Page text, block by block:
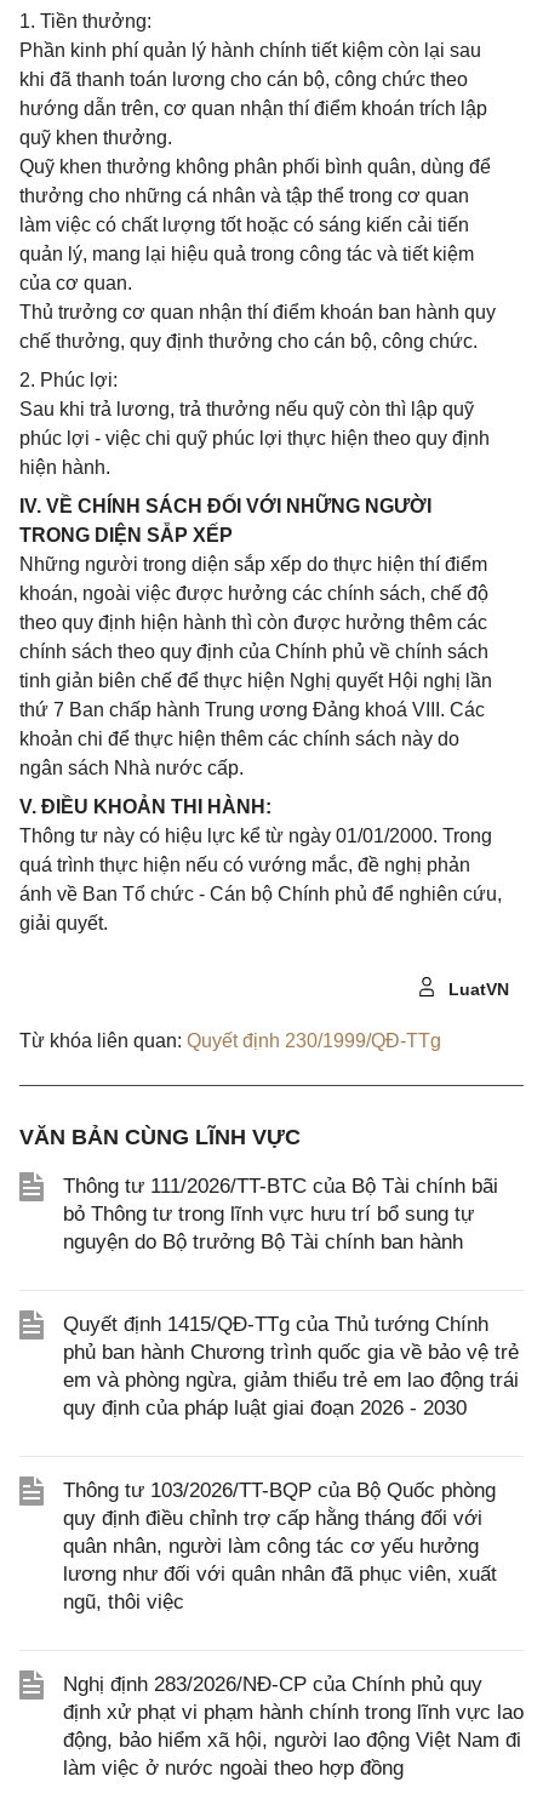
1. Tiền thưởng:
Phần kinh phí quản lý hành chính tiết kiệm còn lại sau
khi đã thanh toán lương cho cán bộ, công chức theo
hướng dẫn trên, cơ quan nhận thí điểm khoán trích lập
quỹ khen thưởng.
Quỹ khen thưởng không phân phối bình quân, dùng để
thưởng cho những cá nhân và tập thể trong cơ quan
làm việc có chất lượng tốt hoặc có sáng kiến cải tiến
quản lý, mang lại hiệu quả trong công tác và tiết kiệm
của cơ quan.
Thủ trưởng cơ quan nhận thí điểm khoán ban hành quy
chế thưởng, quy định thưởng cho cán bộ, công chức.
2. Phúc lợi:
Sau khi trả lương, trả thưởng nếu quỹ còn thì lập quỹ
phúc lợi - việc chi quỹ phúc lợi thực hiện theo quy định
hiện hành.
IV. VỀ CHÍNH SÁCH ĐỐI VỚI NHỮNG NGƯỜI
TRONG DIỆN SẴP XẾP
Những người trong diện sắp xếp do thực hiện thí điểm
khoán, ngoài việc được hưởng các chính sách, chế độ
theo quy định hiện hành thì còn được hưởng thêm các
chính sách theo quy định của Chính phủ về chính sách
tinh giản biên chế để thực hiện Nghị quyết Hội nghị lần
thứ 7 Ban chấp hành Trung ương Đảng khoá VIII. Các
khoản chi để thực hiện thêm các chính sách này do
ngân sách Nhà nước cấp.
V. ĐIỀU KHOẢN THI HÀNH:
Thông tư này có hiệu lực kể từ ngày 01/01/2000. Trong
quá trình thực hiện nếu có vướng mắc, đề nghị phản
ánh về Ban Tổ chức - Cán bộ Chính phủ để nghiên cứu,
giải quyết.
LuatVN
Từ khóa liên quan: Quyết định 230/1999/QĐ-TTg
VĂN BẢN CÙNG LĨNH VỰC
Thông tư 111/2026/TT-BTC của Bộ Tài chính bãi
bỏ Thông tư trong lĩnh vực hưu trí bổ sung tự
nguyện do Bộ trưởng Bộ Tài chính ban hành
Quyết định 1415/QĐ-TTg của Thủ tướng Chính
phủ ban hành Chương trình quốc gia về bảo vệ trẻ
em và phòng ngừa, giảm thiểu trẻ em lao động trái
quy định của pháp luật giai đoạn 2026 - 2030
Thông tư 103/2026/TT-BQP của Bộ Quốc phòng
quy định điều chỉnh trợ cấp hằng tháng đối với
quân nhân, người làm công tác cơ yếu hưởng
lương như đối với quân nhân đã phục viên, xuất
ngũ, thôi việc
Nghị định 283/2026/NĐ-CP của Chính phủ quy
định xử phạt vi phạm hành chính trong lĩnh vực lao
động, bảo hiểm xã hội, người lao động Việt Nam đi
làm việc ở nước ngoài theo hợp đồng